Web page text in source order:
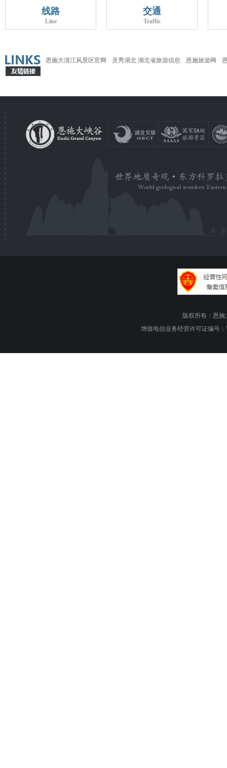
线路
Line
交通
Traffic
恩施大清江风景区官网 灵秀湖北 湖北省旅游信息 恩施旅游网
版权所有：恩施
增值电信业务经营许可证编号：